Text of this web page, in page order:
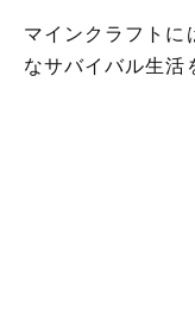
マインクラフトに
なサバイバル生活